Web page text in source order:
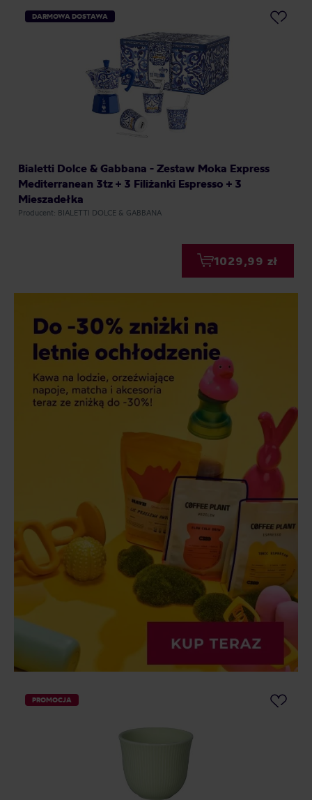
DARMOWA DOSTAWA
Bialetti Dolce & Gabbana - Zestaw Moka Express
Mediterranean 3tz + 3 Filiżanki Espresso + 3
Mieszadełka
Producent: BIALETTI DOLCE & GABBANA
1029,99 zł
PROMOCJA